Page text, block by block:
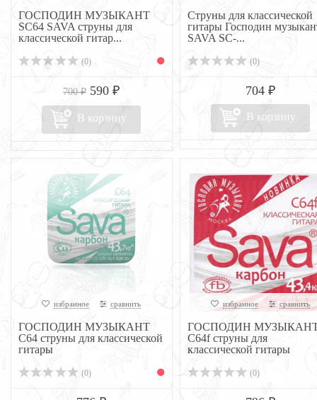
ГОСПОДИН МУЗЫКАНТ
SC64 SAVA струны для
классической гитар...
(0)
700 ₽ 590 ₽
В корзину
Струны для классической
гитары Господин
SAVA SC-...
(0)
704 ₽
В корзину
избранное сравнить
ГОСПОДИН МУЗЫКАНТ
C64 струны для классической
гитары
(0)
избранное сравнить
ГОСПОДИН
C64f струны для
классической гитары
(0)